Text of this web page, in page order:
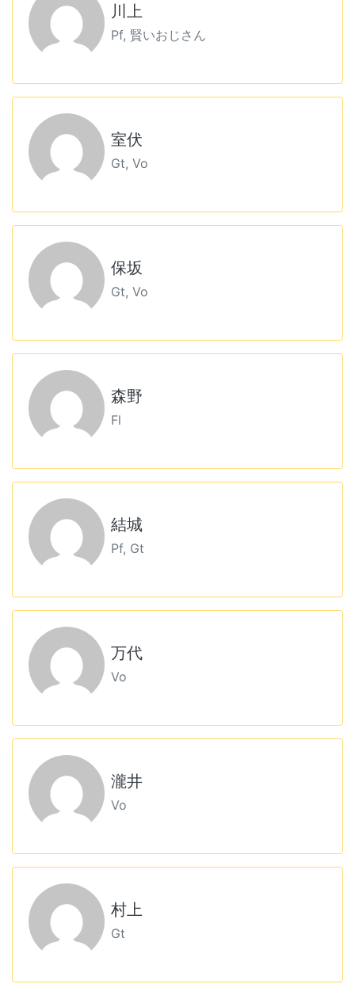
川上
Pf, 賢いおじさん
室伏
Gt, Vo
保坂
Gt, Vo
森野
Fl
結城
Pf, Gt
万代
Vo
瀧井
Vo
村上
Gt